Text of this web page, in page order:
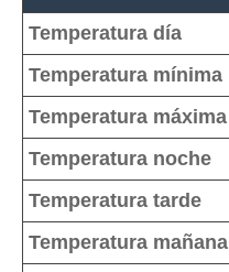
Temperatura día
Temperatura mínima
Temperatura máxima
Temperatura noche
Temperatura tarde
Temperatura mañana